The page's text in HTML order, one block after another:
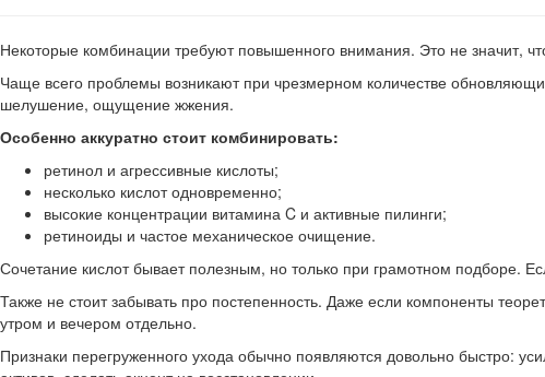
Некоторые комбинации требуют повышенного внимания. Это не значит,
Чаще всего проблемы возникают при чрезмерном количестве
шелушение, ощущение жжения.
Особенно аккуратно стоит комбинировать:
ретинол и агрессивные кислоты;
несколько кислот одновременно;
высокие концентрации витамина C и активные пилинги;
ретиноиды и частое механическое очищение.
Сочетание кислот бывает полезным, но только при грамотном подборе.
Также не стоит забывать про постепенность. Даже если компоненты
утром и вечером отдельно.
Признаки перегруженного ухода обычно появляются довольно быстро: